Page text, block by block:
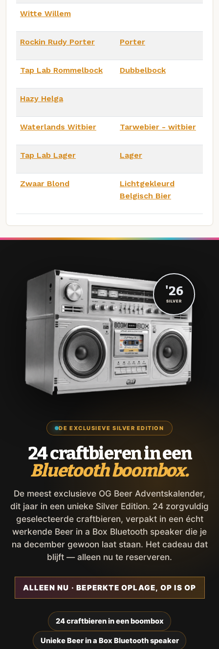
Witte Willem
Rockin Rudy Porter Porter
Tap Lab Rommelbock Dubbelbock
Hazy Helga
Waterlands Witbier Tarwebier - witbier
Tap Lab Lager Lager
Zwaar Blond
Lichtgekleurd
Belgisch Bier
DE EXCLUSIEVE SILVER EDITION
24 craftbieren in een
Bluetooth boombox.
De meest exclusieve OG Beer Adventskalender,
dit jaar in een unieke Silver Edition. 24 zorgvuldig
geselecteerde craftbieren, verpakt in een écht
werkende Beer in a Box Bluetooth speaker die je
na december gewoon laat staan. Het cadeau dat
blijft — alleen nu te reserveren.
ALLEEN NU · BEPERKTE OPLAGE, OP IS OP
24 craftbieren in een boombox
Unieke Beer in a Box Bluetooth speaker
'26
SILVER